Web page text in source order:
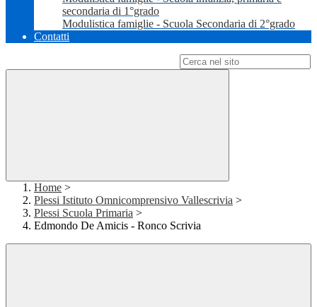
secondaria di 1°grado
Modulistica famiglie - Scuola Secondaria di 2°grado
Contatti
Home >
Plessi Istituto Omnicomprensivo Vallescrivia >
Plessi Scuola Primaria >
Edmondo De Amicis - Ronco Scrivia